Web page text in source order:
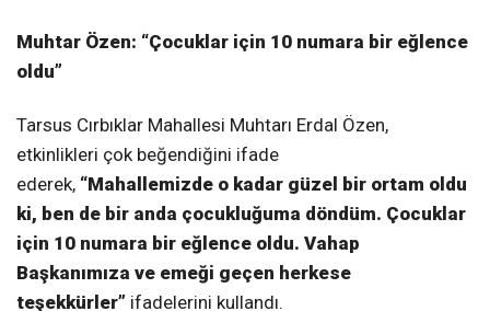
Muhtar Özen: “Çocuklar için 10 numara bir eğlence
oldu”
Tarsus Cırbıklar Mahallesi Muhtarı Erdal Özen,
etkinlikleri çok beğendiğini ifade
ederek, “Mahallemizde o kadar güzel bir ortam oldu
ki, ben de bir anda çocukluğuma döndüm. Çocuklar
için 10 numara bir eğlence oldu. Vahap
Başkanımıza ve emeği geçen herkese
teşekkürler” ifadelerini kullandı.